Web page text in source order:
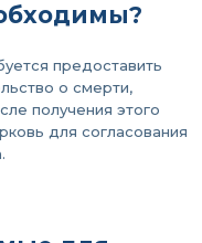
предоставить
о смерти,
получения этого
для согласования